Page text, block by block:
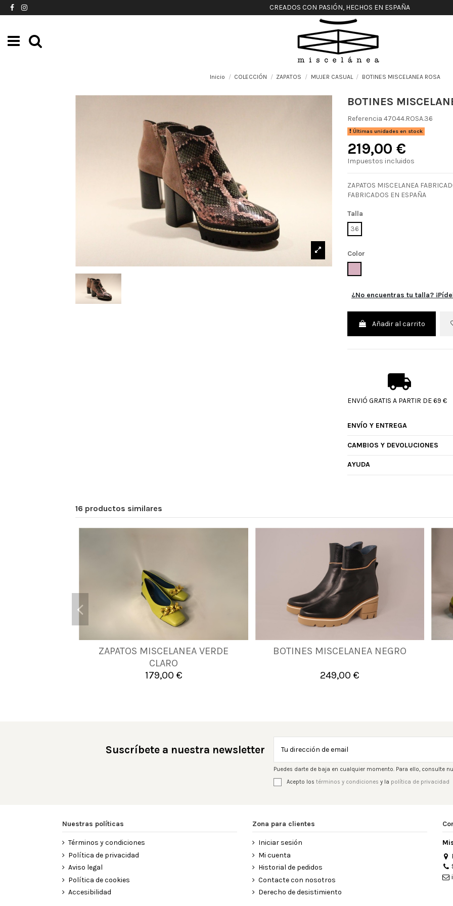
CREADOS CON PASIÓN, HECHOS EN ESPAÑA
Inicio COLECCIÓN ZAPATOS MUJER CASUAL BOTINES MISCELANEA ROSA
BOTINES
Referencia 47044.ROSA.36
Últimas unidades en stock
219,00 €
Impuestos incluidos
ZAPATOS MISCELANEA
FABRICADOS EN ESPAÑA
Talla
36
Color
¿No encuentras tu talla?
Añadir al carrito
ENVIÓ GRATIS A PARTIR DE 69 €
ENVÍO Y ENTREGA
CAMBIOS Y DEVOLUCIONES
AYUDA
16 productos similares
ZAPATOS MISCELANEA VERDE
CLARO
179,00 €
38 40 41
Añadir al carrito
BOTINES MISCELANEA NEGRO
249,00 €
37 38
Añadir al carrito
Suscríbete a nuestra newsletter
Puedes darte de baja en cualquier momento. Para ello, consulte
Acepto los términos y condiciones y la política de privacidad
Nuestras políticas
Términos y condiciones
Política de privacidad
Aviso legal
Política de cookies
Accesibilidad
Zona para clientes
Iniciar sesión
Mi cuenta
Historial de pedidos
Contacte con nosotros
Derecho de desistimiento